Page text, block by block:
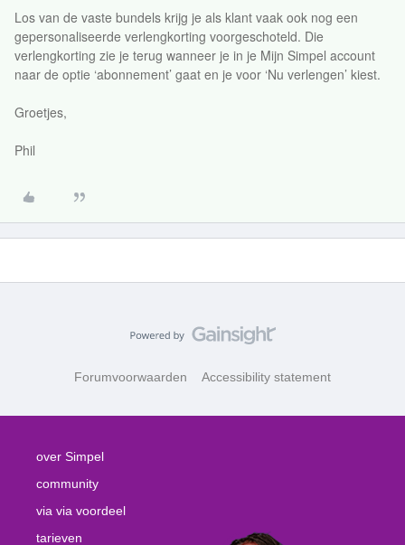
Los van de vaste bundels krijg je als klant vaak ook nog een
gepersonaliseerde verlengkorting voorgeschoteld. Die
verlengkorting zie je terug wanneer je in je Mijn Simpel account
naar de optie ‘abonnement’ gaat en je voor ‘Nu verlengen’ kiest.
Groetjes,
Phil
Forumvoorwaarden Accessibility statement
over Simpel
community
via via voordeel
tarieven